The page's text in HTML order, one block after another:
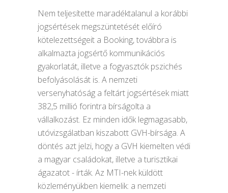
Nem teljesítette maradéktalanul a korábbi
jogsértések megszüntetését előíró
kötelezettségeit a Booking, továbbra is
alkalmazta jogsértő kommunikációs
gyakorlatát, illetve a fogyasztók pszichés
befolyásolását is. A nemzeti
versenyhatóság a feltárt jogsértések miatt
382,5 millió forintra bírságolta a
vállalkozást. Ez minden idők legmagasabb,
utóvizsgálatban kiszabott GVH-bírsága. A
döntés azt jelzi, hogy a GVH kiemelten védi
a magyar családokat, illetve a turisztikai
ágazatot - írták. Az MTI-nek küldött
közleményükben kiemelik: a nemzeti